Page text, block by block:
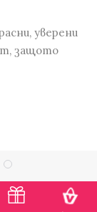
уверени
защото